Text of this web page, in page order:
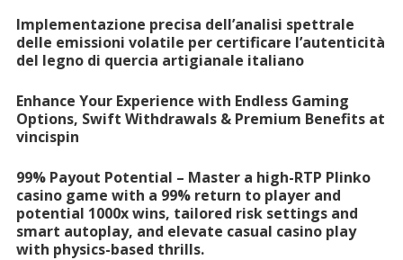
Implementazione precisa dell’analisi spettrale
delle emissioni volatile per certificare l’autenticità
del legno di quercia artigianale italiano
Enhance Your Experience with Endless Gaming
Options, Swift Withdrawals & Premium Benefits at
vincispin
99% Payout Potential – Master a high-RTP Plinko
casino game with a 99% return to player and
potential 1000x wins, tailored risk settings and
smart autoplay, and elevate casual casino play
with physics-based thrills.